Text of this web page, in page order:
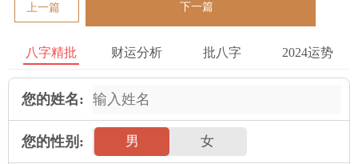
官，表示在这个人的性格比较急躁，容易与他人发生冲突。对于
情感生活来说，在这个人在婚姻关系中可能会有部分变化与波
折。
（五）对人生转折与运势的作用
以劫煞在日柱中还与个人的命运转折与运势有关。它可能会在个
人的命运中导致部分变化与突发事件，对个人的发展产生重大作
上一篇 下一篇
八字精批 财运分析 批八字 2024运势
您的姓名:
您的性别: 男 女